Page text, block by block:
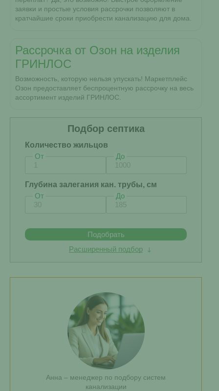
заявки и простые условия рассрочки позволяют в
кратчайшие сроки приобрести канализацию для дома.
Рассрочка от Озон на изделия
ГРИНЛОС
Возможность, которую нельзя упускать! Маркетплейс
Озон предоставляет беспроцентную рассрочку на весь
ассортимент изделий ГРИНЛОС.
Подбор септика
Количество жильцов
От
До
Глубина залегания кан. трубы, см
От
До
Подобрать
Расширенный подбор
Анна – менеджер по подбору систем
канализации